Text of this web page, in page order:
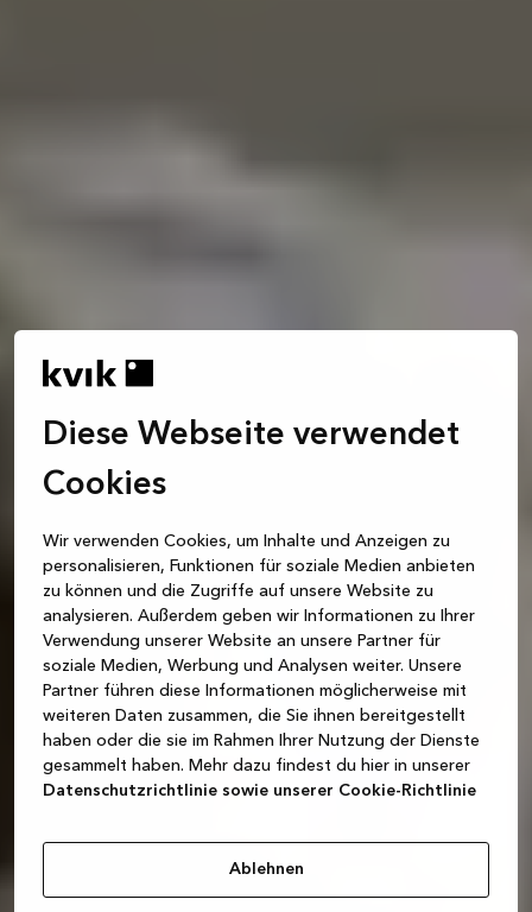
Diese Webseite verwendet
Cookies
Wir verwenden Cookies, um Inhalte und Anzeigen zu
personalisieren, Funktionen für soziale Medien anbieten
zu können und die Zugriffe auf unsere Website zu
analysieren. Außerdem geben wir Informationen zu Ihrer
Verwendung unserer Website an unsere Partner für
soziale Medien, Werbung und Analysen weiter. Unsere
Partner führen diese Informationen möglicherweise mit
weiteren Daten zusammen, die Sie ihnen bereitgestellt
haben oder die sie im Rahmen Ihrer Nutzung der Dienste
gesammelt haben. Mehr dazu findest du hier in unserer
Datenschutzrichtlinie sowie unserer Cookie-Richtlinie
Ablehnen